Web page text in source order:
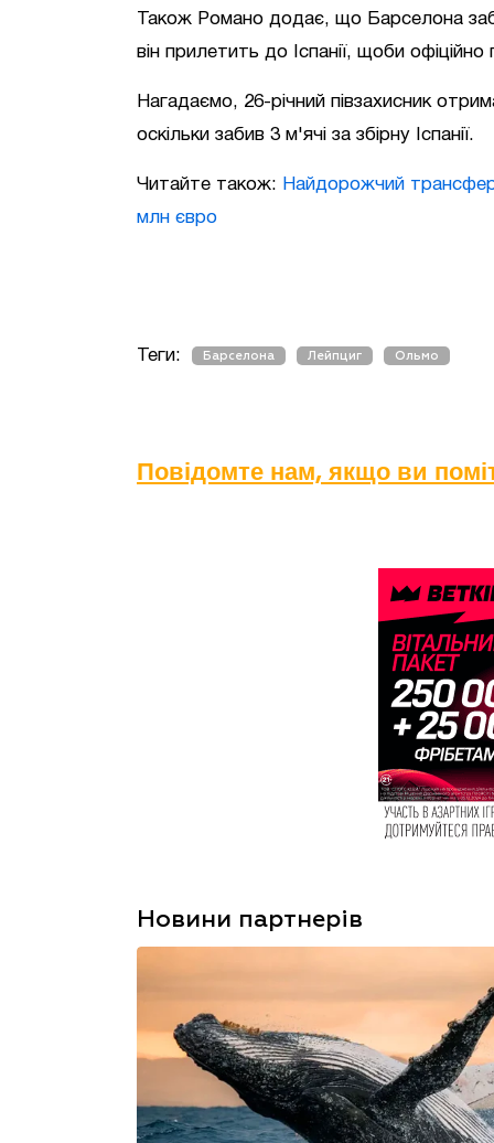
Також Романо додає, що Барселона
він прилетить до Іспанії, щоби офіційно
Нагадаємо, 26-річний півзахисник
оскільки забив 3 м'ячі за збірну Іспанії.
Читайте також: Найдорожчий трансфер
млн євро
Теги: Барселона Лейпциг Ольмо
Повідомте нам, якщо ви